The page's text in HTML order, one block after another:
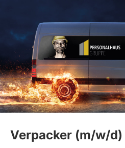
Verpacker (m/w/